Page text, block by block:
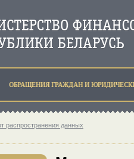
ОБРАЩЕНИЯ ГРАЖДАН И
распространения данных